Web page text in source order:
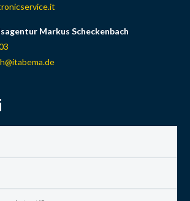
Markus Scheckenbach